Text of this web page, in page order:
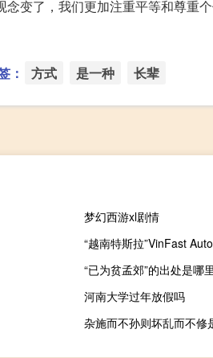
变了，我们更加注重平等和尊重
： 方式 是一种 长辈
梦幻西游xl剧情
“越南特斯拉”VinFast
“已为贫孟郊”的出处是哪里
河南大学过年放假吗
杂施而不孙则坏乱而不修